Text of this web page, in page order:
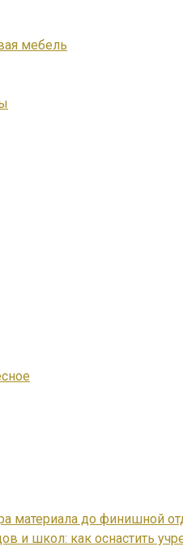
мебель
материала до финишной
и школ: как оснастить